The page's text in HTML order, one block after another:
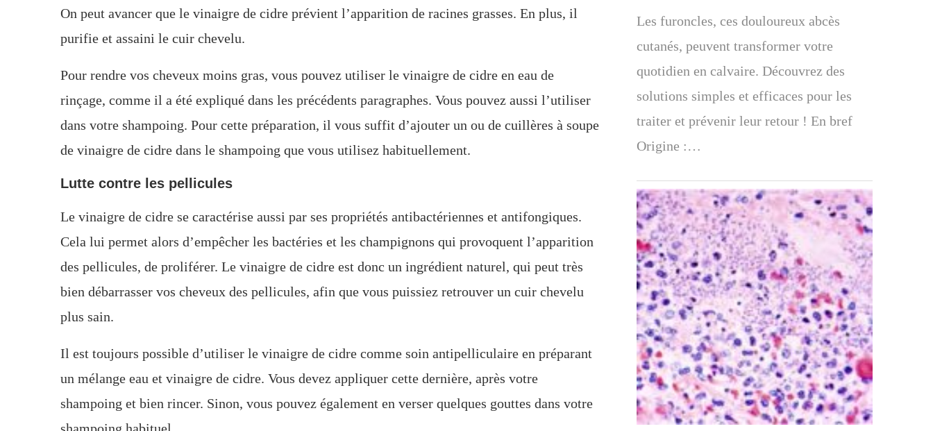
On peut avancer que le vinaigre de cidre prévient l’apparition de racines grasses. En plus, il
purifie et assaini le cuir chevelu.
Pour rendre vos cheveux moins gras, vous pouvez utiliser le vinaigre de cidre en eau de
rinçage, comme il a été expliqué dans les précédents paragraphes. Vous pouvez aussi l’utiliser
dans votre shampoing. Pour cette préparation, il vous suffit d’ajouter un ou de cuillères à soupe
de vinaigre de cidre dans le shampoing que vous utilisez habituellement.
Lutte contre les pellicules
Le vinaigre de cidre se caractérise aussi par ses propriétés antibactériennes et antifongiques.
Cela lui permet alors d’empêcher les bactéries et les champignons qui provoquent l’apparition
des pellicules, de proliférer. Le vinaigre de cidre est donc un ingrédient naturel, qui peut très
bien débarrasser vos cheveux des pellicules, afin que vous puissiez retrouver un cuir chevelu
plus sain.
Il est toujours possible d’utiliser le vinaigre de cidre comme soin antipelliculaire en préparant
un mélange eau et vinaigre de cidre. Vous devez appliquer cette dernière, après votre
shampoing et bien rincer. Sinon, vous pouvez également en verser quelques gouttes dans votre
Les furoncles, ces douloureux abcès
cutanés, peuvent transformer votre
quotidien en calvaire. Découvrez des
solutions simples et efficaces pour les
traiter et prévenir leur retour ! En bref
Origine :…